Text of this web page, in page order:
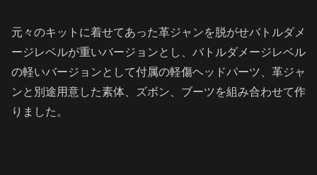
元々のキットに着せてあった革ジャンを脱がせバトルダメ
ージレベルが重いバージョンとし、バトルダメージレベル
の軽いバージョンとして付属の軽傷ヘッドパーツ、革ジャ
ンと別途用意した素体、ズボン、ブーツを組み合わせて作
りました。